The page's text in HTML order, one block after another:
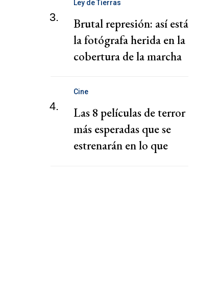
3.
Ley de Tierras
Brutal represión: así está
la fotógrafa herida en la
cobertura de la marcha
4.
Cine
Las 8 películas de terror
más esperadas que se
estrenarán en lo que